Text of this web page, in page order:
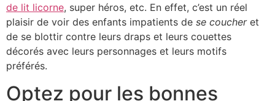
de lit licorne, super héros, etc. En effet, c’est un réel
plaisir de voir des enfants impatients de se coucheret
de se blottir contre leurs draps et leurs couettes
décorés avec leurs personnages et leurs motifs
préférés.
Optez pour les bonnes